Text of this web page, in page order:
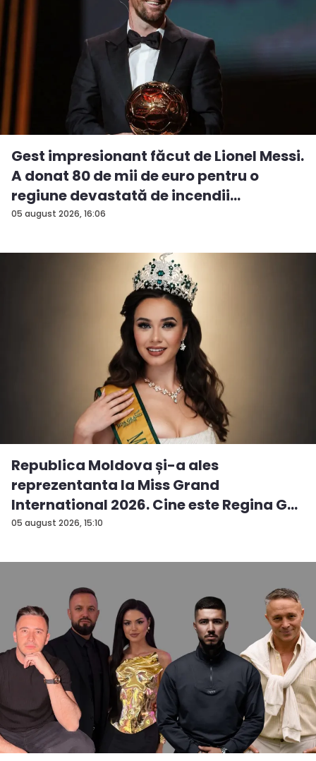
05 august 2026, 16:06
Gest impresionant făcut de Lionel Messi.
A donat 80 de mii de euro pentru o
regiune devastată de incendii
05 august 2026, 15:10
Republica Moldova și-a ales
reprezentanta la Miss Grand
International 2026. Cine este Regina G...